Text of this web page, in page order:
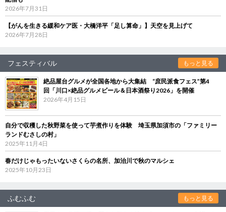
2026年7月31日
【がんを生きる緩和ケア医・大橋洋平「足し算命」】天空を見上げて
2026年7月28日
フェスティバル もっと見る
絶品屋台グルメが全国各地から大集結 “庶民派食フェス”第4
回「川口×絶品グルメビール＆日本酒祭り2026」を開催
2026年4月15日
自分で収穫した秋野菜を使って芋煮作りを体験 埼玉県加須市の「ファミリー
ランドむさしの村」
2025年11月4日
春だけじゃもったいないさくらの名所、加治川で秋のマルシェ
2025年10月23日
ふむふむ もっと見る